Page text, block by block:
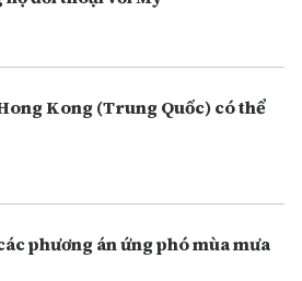
Kong (Trung Quốc) có thể
phương án ứng phó mùa mưa